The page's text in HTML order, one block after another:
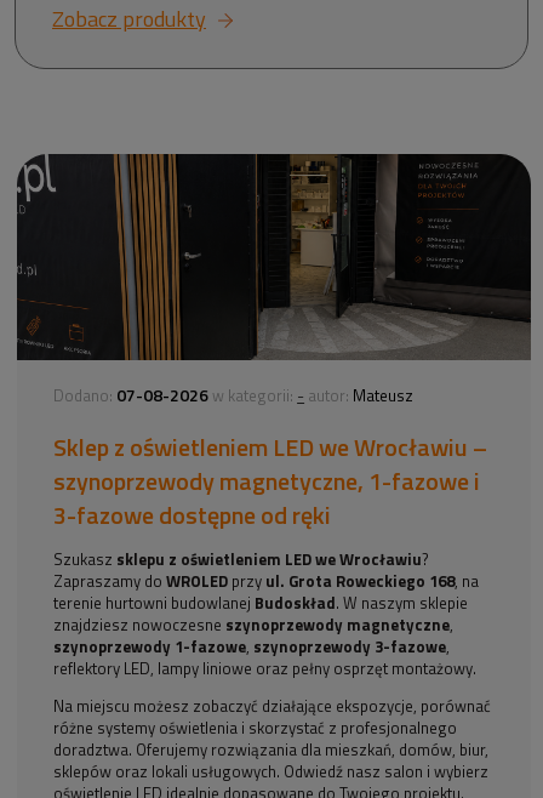
Zobacz produkty
Dodano: 07-08-2026 w kategorii: - autor: Mateusz
Sklep z oświetleniem LED we Wrocławiu –
szynoprzewody magnetyczne, 1-fazowe i
3-fazowe dostępne od ręki
Szukasz sklepu z oświetleniem LED we Wrocławiu?
Zapraszamy doWROLED przy ul. Grota Roweckiego 168, na
terenie hurtowni budowlanej Budoskład. W naszym sklepie
znajdziesz nowoczesne szynoprzewody magnetyczne,
szynoprzewody 1-fazowe, szynoprzewody 3-fazowe,
reflektory LED, lampy liniowe oraz pełny osprzęt montażowy.
Na miejscu możesz zobaczyć działające ekspozycje, porównać
różne systemy oświetlenia i skorzystać z profesjonalnego
doradztwa. Oferujemy rozwiązania dla mieszkań, domów, biur,
sklepów oraz lokali usługowych. Odwiedź nasz salon i wybierz